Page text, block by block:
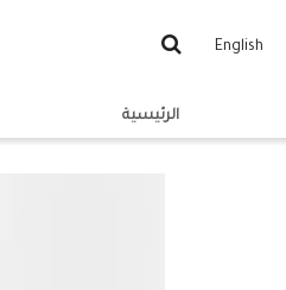
English
الرئيسية